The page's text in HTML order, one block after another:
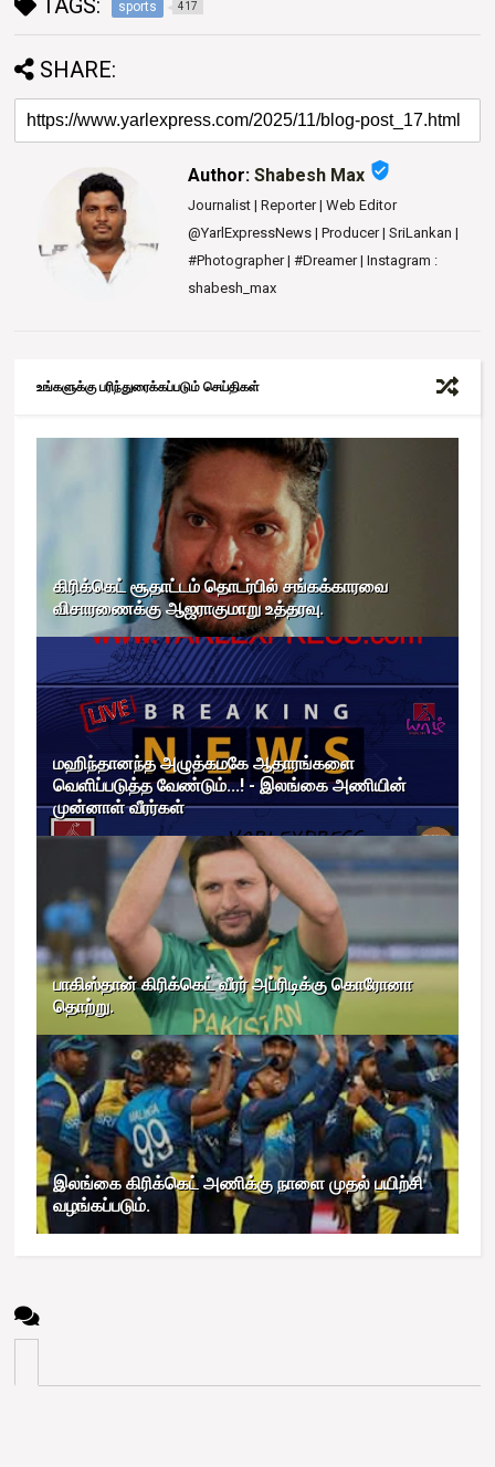
TAGS: sports 417
SHARE:
Author:Shabesh Max verified_user
Journalist | Reporter | Web Editor
@YarlExpressNews | Producer | SriLankan |
#Photographer | #Dreamer | Instagram :
shabesh_max
உங்களுக்கு பரிந்துரைக்கப்படும் செய்திகள்
கிரிக்கெட் சூதாட்டம் தொடர்பில் சங்கக்காரவை
விசாரணைக்கு ஆஜராகுமாறு உத்தரவு.
மஹிந்தானந்த அழுத்கமகே ஆதாரங்களை
வெளிப்படுத்த வேண்டும்...! - இலங்கை அணியின்
முன்னாள் வீரர்கள்
பாகிஸ்தான் கிரிக்கெட் வீரர் அப்ரிடிக்கு கொரோனா
தொற்று.
இலங்கை கிரிக்கெட் அணிக்கு நாளை முதல் பயிற்சி
வழங்கப்படும்.